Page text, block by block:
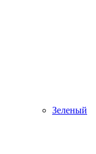
Зеленый